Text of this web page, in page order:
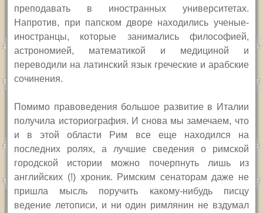
преподавать в иностранных университетах.
Напротив, при папском дворе находились ученые-
иностранцы, которые занимались философией,
астрономией, математикой и медициной и
переводили на латинский язык греческие и арабские
сочинения.
Помимо правоведения большое развитие в Италии
получила историография. И снова мы замечаем, что
и в этой области Рим все еще находился на
последних ролях, а лучшие сведения о римской
городской истории можно почерпнуть лишь из
английских (!) хроник. Римским сенаторам даже не
пришла мысль поручить какому-нибудь писцу
ведение летописи, и ни один римлянин не вздумал